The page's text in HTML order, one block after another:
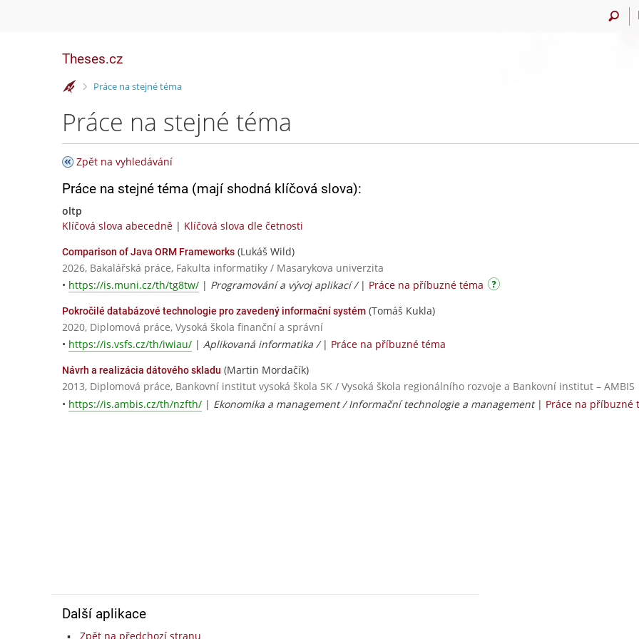
Theses.cz
>Práce na stejné téma
Práce na stejné téma
Zpět na vyhledávání
Práce na stejné téma (mají shodná klíčová slova):
oltp
Klíčová slova abecedně | Klíčová slova dle četnosti
Comparison of Java ORM Frameworks (Lukáš Wild)
2026, Bakalářská práce, Fakulta informatiky / Masarykova univerzita
• https://is.muni.cz/th/tg8tw/ | Programování a vývoj aplikací / | Práce na příbuzné téma
Pokročilé databázové technologie pro zavedený informační systém (Tomáš Kukla)
2020, Diplomová práce, Vysoká škola finanční a správní
• https://is.vsfs.cz/th/iwiau/ | Aplikovaná informatika / | Práce na příbuzné téma
Návrh a realizácia dátového skladu (Martin Mordačík)
2013, Diplomová práce, Bankovní institut vysoká škola SK / Vysoká škola regionálního rozvoje a Bankovní institut – AMBIS
• https://is.ambis.cz/th/nzfth/ | Ekonomika a management / Informační technologie a management| Práce na příbuzné
Další aplikace
Zpět na předchozí stranu